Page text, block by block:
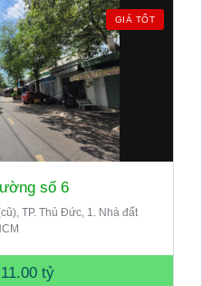
GIÁ TỐT
số 6
TP. Thủ Đức, 1. Nhà đất
11.00 tỷ